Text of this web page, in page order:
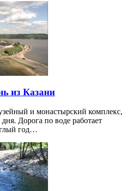
из Казани
и монастырский комплекс,
Дорога по воде работает
год…